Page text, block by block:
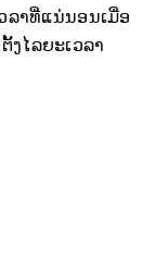
ລາທີ່ແນ່ນອນເມື່ອ
ໄລຍະເວລາ